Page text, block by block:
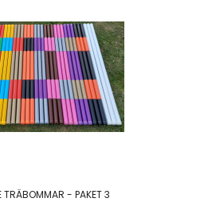
TRÄBOMMAR - PAKET 3